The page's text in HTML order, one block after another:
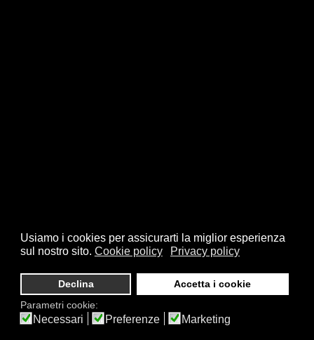
Usiamo i cookies per assicurarti la miglior esperienza
sul nostro sito. Cookie policy Privacy policy
Declina
Accetta i cookie
Parametri cookie:
Necessari Preferenze Marketing